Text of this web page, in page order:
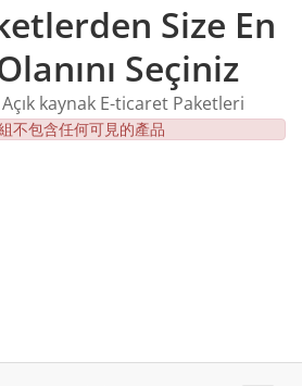
Size En
Seçiniz
kaynak E-ticaret Paketleri
不包含任何可見的產品